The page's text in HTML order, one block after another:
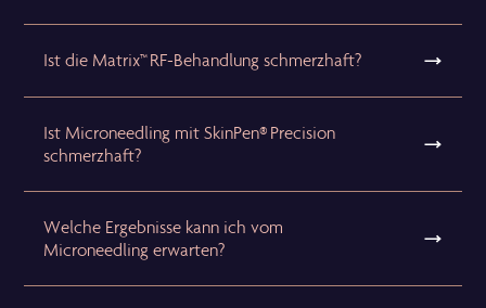
Ist die Matrix™ RF-Behandlung schmerzhaft?
Ist Microneedling mit SkinPen® Precision
schmerzhaft?
Welche Ergebnisse kann ich vom
Microneedling erwarten?